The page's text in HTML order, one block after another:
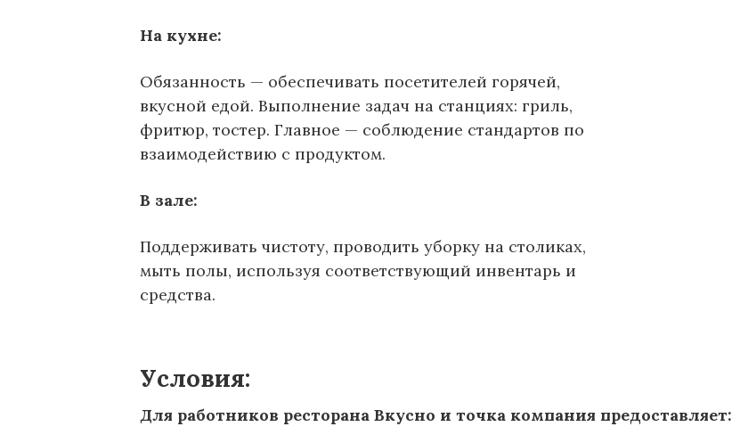
На кухне:
Обязанность — обеспечивать посетителей горячей,
вкусной едой. Выполнение задач на станциях: гриль,
фритюр, тостер. Главное — соблюдение стандартов по
взаимодействию с продуктом.
В зале:
Поддерживать чистоту, проводить уборку на столиках,
мыть полы, используя соответствующий инвентарь и
средства.
Условия:
Для работников ресторана Вкусно и точка компания предоставляет: